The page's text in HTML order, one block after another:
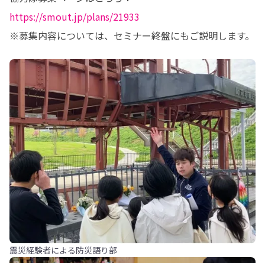
https://smout.jp/plans/21933
※募集内容については、セミナー終盤にもご説明します。
震災経験者による防災語り部